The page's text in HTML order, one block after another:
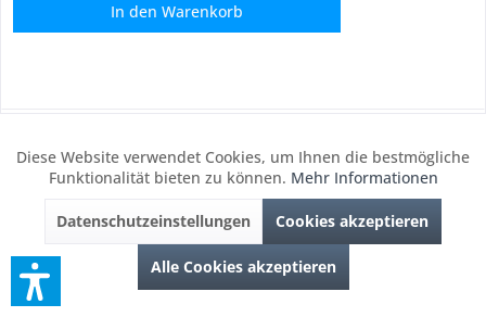
In den Warenkorb
Funktionale Aktiv
Marketing Inaktiv
Tracking Inaktiv
Diese Website verwendet Cookies, um Ihnen die bestmögliche
Funktionalität bieten zu können. Mehr Informationen
Datenschutzeinstellungen Cookies akzeptieren
Alle Cookies akzeptieren